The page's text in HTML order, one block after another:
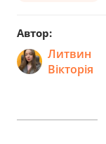
Автор:
Литвин
Вікторія